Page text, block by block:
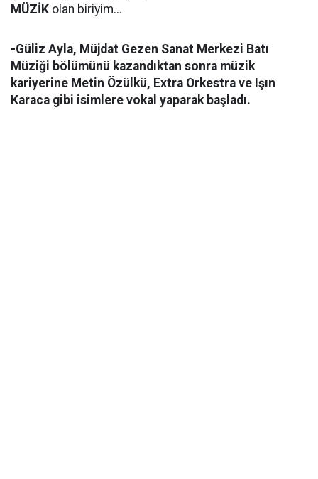
MÜZİK olan biriyim...
-​Güliz Ayla, Müjdat Gezen Sanat Merkezi Batı
Müziği bölümünü kazandıktan sonra müzik
kariyerine Metin Özülkü, Extra Orkestra ve Işın
Karaca gibi isimlere vokal yaparak başladı.